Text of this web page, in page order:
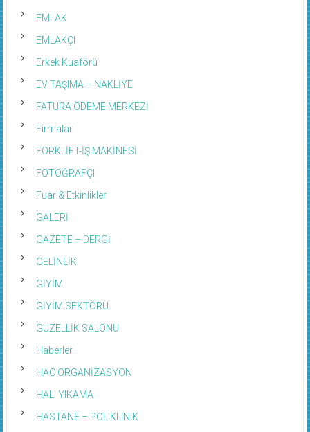
EMLAK
EMLAKÇI
Erkek Kuaförü
EV TAŞIMA – NAKLİYE
FATURA ÖDEME MERKEZİ
Firmalar
FORKLİFT-İŞ MAKİNESİ
FOTOĞRAFÇI
Fuar & Etkinlikler
GALERİ
GAZETE – DERGİ
GELİNLİK
GİYİM
GİYİM SEKTÖRÜ
GÜZELLİK SALONU
Haberler
HAC ORGANİZASYON
HALI YIKAMA
HASTANE – POLIKLINIK